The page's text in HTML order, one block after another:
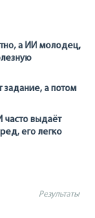
а ИИ молодец,
задание, а потом
часто выдаёт
его легко
Результаты